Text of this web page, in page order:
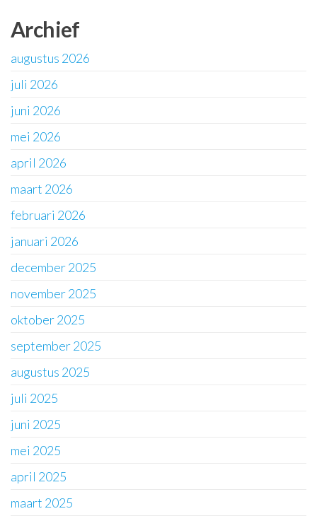
Archief
augustus 2026
juli 2026
juni 2026
mei 2026
april 2026
maart 2026
februari 2026
januari 2026
december 2025
november 2025
oktober 2025
september 2025
augustus 2025
juli 2025
juni 2025
mei 2025
april 2025
maart 2025